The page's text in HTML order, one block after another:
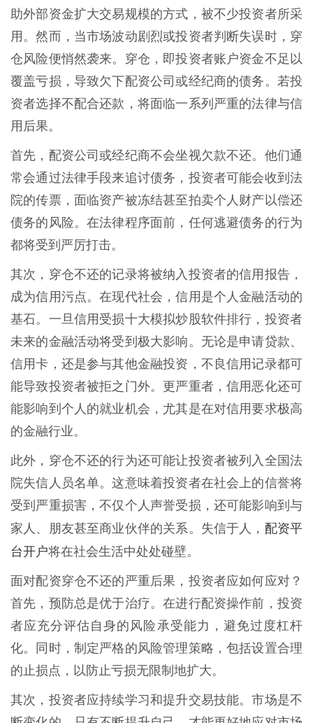
助外部资金扩大交易规模的方式，被不少投资者所采
用。然而，当市场波动剧烈或投资者判断失误时，穿
仓风险便悄然袭来。穿仓，即投资者账户资金不足以
覆盖亏损，导致欠下配资公司或经纪商的债务。若投
资者选择不配合还款，将面临一系列严重的法律与信
用后果。
首先，配资公司或经纪商不会坐视欠款不还。他们通
常会通过法律手段来追讨债务，投资者可能会收到法
院的传票，面临资产被冻结甚至拍卖个人财产以偿还
债务的风险。在法律程序面前，任何逃避债务的行为
都将受到严厉打击。
其次，穿仓不还的记录将被纳入投资者的信用报告，
成为信用污点。在现代社会，信用是个人金融活动的
基石。一旦信用受损十大模拟炒股软件排行，投资者
未来的金融活动将受到极大影响。无论是申请贷款、
信用卡，还是参与其他金融投资，不良信用记录都可
能导致投资者被拒之门外。更严重者，信用恶化还可
能影响到个人的就业机会，尤其是在对信用要求极高
的金融行业。
此外，穿仓不还的行为还可能让投资者被列入全国法
院失信人员名单。这意味着投资者在社会上的信誉将
受到严重损害，不仅个人声誉受损，还可能影响到与
家人、朋友甚至商业伙伴的关系。失信于人， 配资平
台开户将在社会生活中处处碰壁。
面对配资穿仓不还的严重后果，投资者应如何应对？
首先，预防总是优于治疗。在进行配资操作前，投资
者应充分评估自身的风险承受能力，避免过度杠杆
化。同时，制定严格的风险管理策略，包括设置合理
的止损点，以防止亏损无限制地扩大。
其次，投资者应持续学习和提升交易技能。市场是不